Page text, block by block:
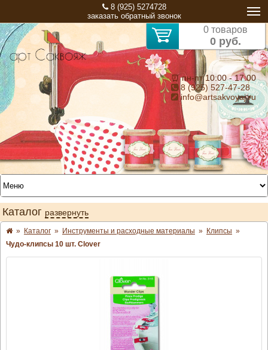
8 (925) 5274728
заказать обратный звонок
0 товаров
0 руб.
⏰ пн-пт 10:00 - 17:00
8 (925) 527-47-28
info@artsakvoyaj.ru
Каталог развернуть
» Каталог » Инструменты и расходные материалы » Клипсы »
Чудо-клипсы 10 шт. Clover